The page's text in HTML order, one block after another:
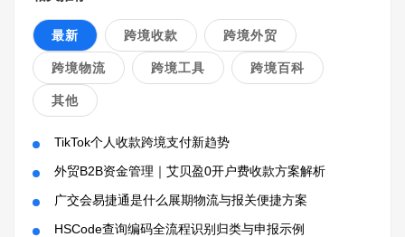
最新 跨境收款 跨境外贸
跨境物流 跨境工具 跨境百科
其他
TikTok个人收款跨境支付新趋势
外贸B2B资金管理｜艾贝盈0开户费收款方案解析
广交会易捷通是什么展期物流与报关便捷方案
HSCode查询编码全流程识别归类与申报示例